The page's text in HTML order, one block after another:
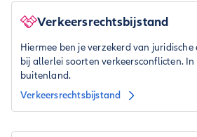
Verkeersrechtsbijstand
Hiermee ben je verzekerd van
bij allerlei soorten verkeersconflicten.
buitenland.
Verkeersrechtsbijstand